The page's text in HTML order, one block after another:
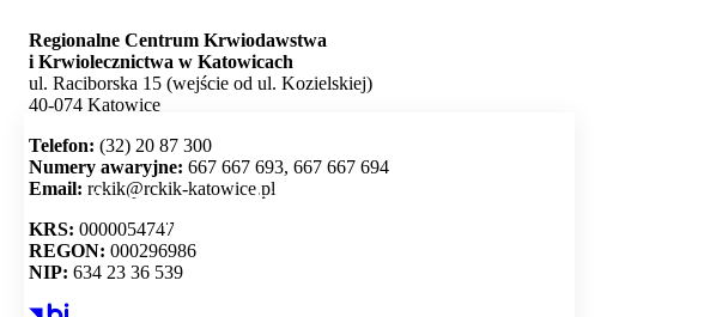
Ta strona używa plików cookie i umożliwia wybór,
które z nich chcesz zaakceptować.
Regionalne Centrum Krwiodawstwa
i Krwiolecznictwa w Katowicach
ul. Raciborska 15 (wejście od ul. Kozielskiej)
40-074 Katowice
Telefon: (32) 20 87 300
Numery awaryjne: 667 667 693, 667 667 694
Email: rckik@rckik-katowice.pl
KRS: 0000054747
REGON: 000296986
NIP: 634 23 36 539